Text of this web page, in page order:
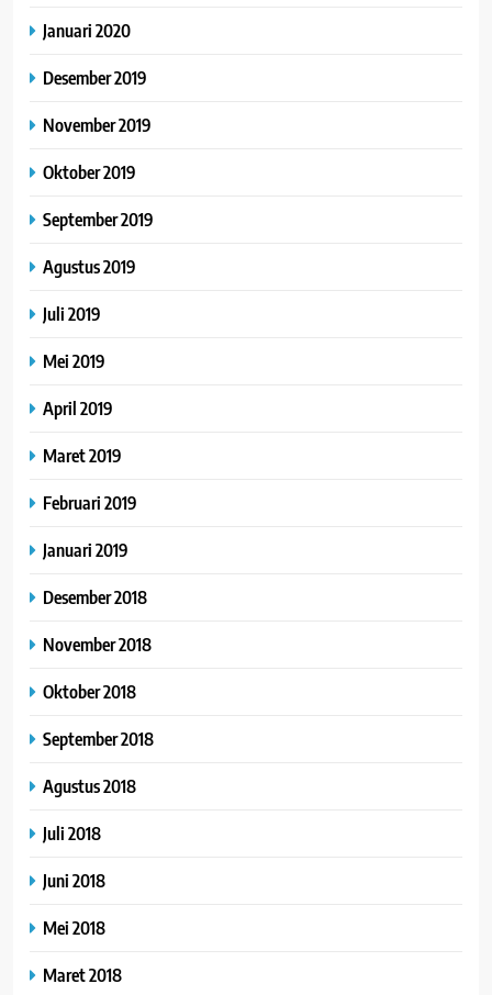
Januari 2020
Desember 2019
November 2019
Oktober 2019
September 2019
Agustus 2019
Juli 2019
Mei 2019
April 2019
Maret 2019
Februari 2019
Januari 2019
Desember 2018
November 2018
Oktober 2018
September 2018
Agustus 2018
Juli 2018
Juni 2018
Mei 2018
Maret 2018